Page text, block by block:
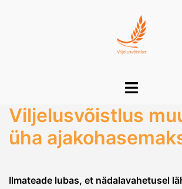
Toggle
Viljelusvõistlus
üha
Ilmateade lubas, et nädalavahetusel